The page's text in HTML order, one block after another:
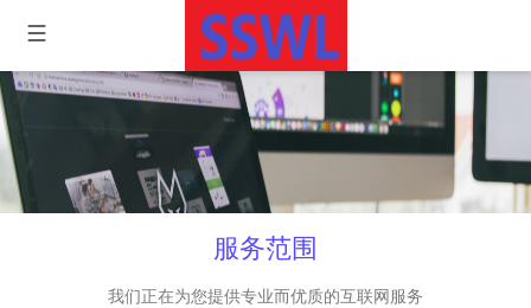
服务范围
我们正在为您提供专业而优质的互联网服务